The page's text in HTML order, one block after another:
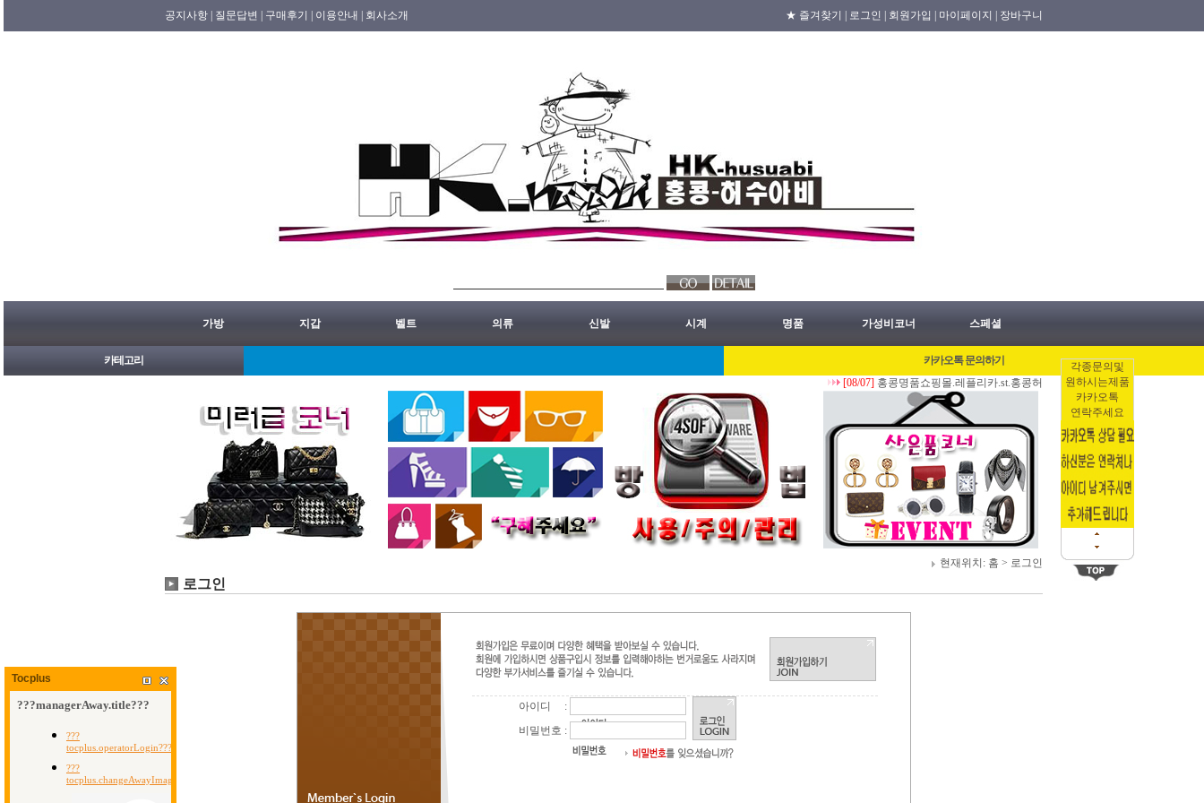
각종문의및
원하시는제품
카카오톡
연락주세요
공지사항 | 질문답변 | 구매후기 | 이용안내 | 회사소개 ★ 즐겨찾기 | 로그인 | 회원가입 | 마이페이지 | 장바구니
가방 지갑 벨트 의류 신발 시계 명품 가성비코너 스페셜
카테고리
카카오톡 문의하기
[08/07]홍콩명품쇼핑몰.레플리카.st.홍콩허수아비 2026년 08월07일 홍콩배송
현재위치: 홈 > 로그인
로그인
아이디 :
비밀번호 :
Tocplus